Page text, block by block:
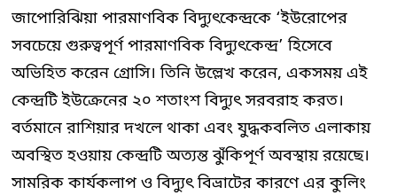
জাপোরিঝিয়া পারমাণবিক বিদ্যুৎকেন্দ্রকে ‘ইউরোপের
সবচেয়ে গুরুত্বপূর্ণ পারমাণবিক বিদ্যুৎকেন্দ্র’ হিসেবে
অভিহিত করেন গ্রোসি। তিনি উল্লেখ করেন, একসময় এই
কেন্দ্রটি ইউক্রেনের ২০ শতাংশ বিদ্যুৎ সরবরাহ করত।
বর্তমানে রাশিয়ার দখলে থাকা এবং যুদ্ধকবলিত এলাকায়
অবস্থিত হওয়ায় কেন্দ্রটি অত্যন্ত ঝুঁকিপূর্ণ অবস্থায় রয়েছে।
সামরিক কার্যকলাপ ও বিদ্যুৎ বিভ্রাটের কারণে এর কুলিং